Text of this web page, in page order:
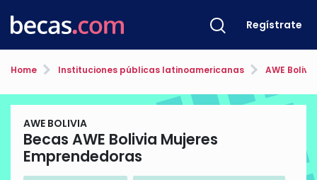
Regístrate
Home Instituciones públicas latinoamericanas AWE Bolivia
AWE BOLIVIA
Becas AWE Bolivia Mujeres
Emprendedoras